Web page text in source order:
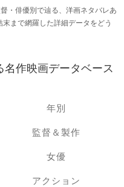
・俳優別で辿る、洋画ネタバレあ
まで網羅した詳細データをどう
作映画データベース
年別
監督＆製作
女優
アクション